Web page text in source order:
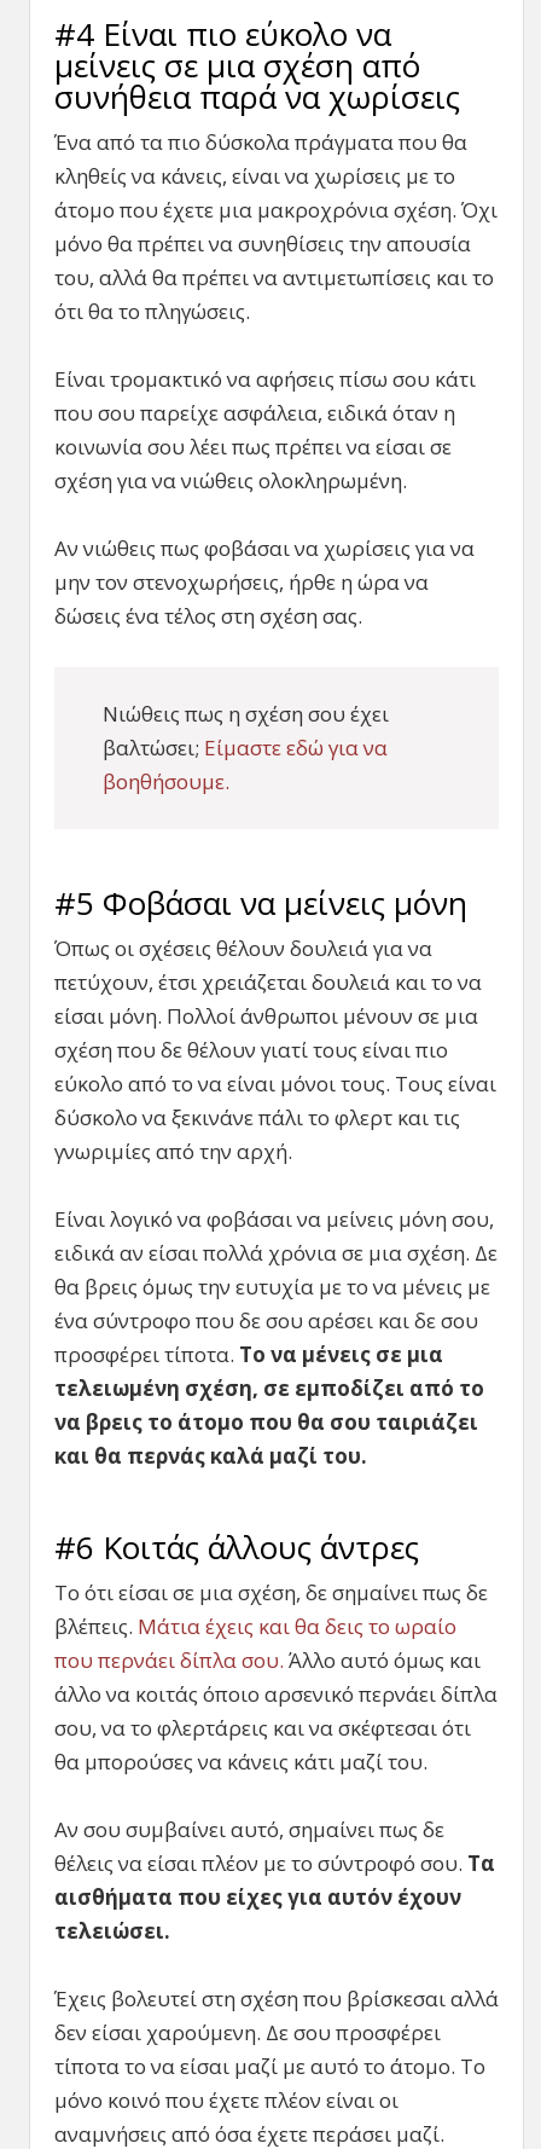
#4 Είναι πιο εύκολο να
μείνεις σε μια σχέση από
συνήθεια παρά να χωρίσεις
Ένα από τα πιο δύσκολα πράγματα που θα
κληθείς να κάνεις, είναι να χωρίσεις με το
άτομο που έχετε μια μακροχρόνια σχέση. Όχι
μόνο θα πρέπει να συνηθίσεις την απουσία
του, αλλά θα πρέπει να αντιμετωπίσεις και το
ότι θα το πληγώσεις.
Είναι τρομακτικό να αφήσεις πίσω σου κάτι
που σου παρείχε ασφάλεια, ειδικά όταν η
κοινωνία σου λέει πως πρέπει να είσαι σε
σχέση για να νιώθεις ολοκληρωμένη.
Αν νιώθεις πως φοβάσαι να χωρίσεις για να
μην τον στενοχωρήσεις, ήρθε η ώρα να
δώσεις ένα τέλος στη σχέση σας.
Νιώθεις πως η σχέση σου έχει
βαλτώσει; Είμαστε εδώ για να
βοηθήσουμε.
#5 Φοβάσαι να μείνεις μόνη
Όπως οι σχέσεις θέλουν δουλειά για να
πετύχουν, έτσι χρειάζεται δουλειά και το να
είσαι μόνη. Πολλοί άνθρωποι μένουν σε μια
σχέση που δε θέλουν γιατί τους είναι πιο
εύκολο από το να είναι μόνοι τους. Τους είναι
δύσκολο να ξεκινάνε πάλι το φλερτ και τις
γνωριμίες από την αρχή.
Είναι λογικό να φοβάσαι να μείνεις μόνη σου,
ειδικά αν είσαι πολλά χρόνια σε μια σχέση. Δε
θα βρεις όμως την ευτυχία με το να μένεις με
ένα σύντροφο που δε σου αρέσει και δε σου
προσφέρει τίποτα. Το να μένεις σε μια
τελειωμένη σχέση, σε εμποδίζει από το
να βρεις το άτομο που θα σου ταιριάζει
και θα περνάς καλά μαζί του.
#6 Κοιτάς άλλους άντρες
Το ότι είσαι σε μια σχέση, δε σημαίνει πως δε
βλέπεις. Μάτια έχεις και θα δεις το ωραίο
που περνάει δίπλα σου. Άλλο αυτό όμως και
άλλο να κοιτάς όποιο αρσενικό περνάει δίπλα
σου, να το φλερτάρεις και να σκέφτεσαι ότι
θα μπορούσες να κάνεις κάτι μαζί του.
Αν σου συμβαίνει αυτό, σημαίνει πως δε
θέλεις να είσαι πλέον με το σύντροφό σου. Τα
αισθήματα που είχες για αυτόν έχουν
τελειώσει.
Έχεις βολευτεί στη σχέση που βρίσκεσαι αλλά
δεν είσαι χαρούμενη. Δε σου προσφέρει
τίποτα το να είσαι μαζί με αυτό το άτομο. Το
μόνο κοινό που έχετε πλέον είναι οι
αναμνήσεις από όσα έχετε περάσει μαζί.